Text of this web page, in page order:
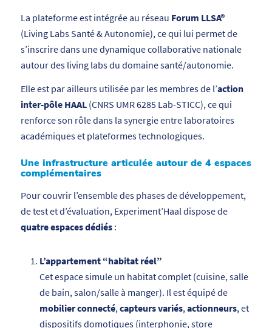
La plateforme est intégrée au réseau Forum LLSA®
(Living Labs Santé & Autonomie), ce qui lui permet de
s’inscrire dans une dynamique collaborative nationale
autour des living labs du domaine santé/autonomie.
Elle est par ailleurs utilisée par les membres de l’action
inter-pôle HAAL(CNRS UMR 6285 Lab-STICC), ce qui
renforce son rôle dans la synergie entre laboratoires
académiques et plateformes technologiques.
Une infrastructure articulée autour de 4 espaces
complémentaires
Pour couvrir l’ensemble des phases de développement,
de test et d’évaluation, Experiment’Haal dispose de
quatre espaces dédiés:
L’appartement “habitat réel”
Cet espace simule un habitat complet (cuisine, salle
de bain, salon/salle à manger). Il est équipé de
mobilier connecté, capteurs variés, actionneurs, et
dispositifs domotiques (interphonie, store